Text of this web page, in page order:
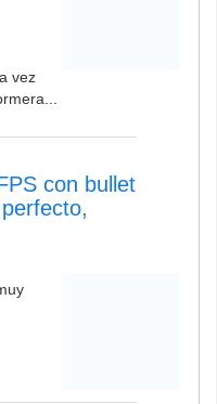
vez
con bullet